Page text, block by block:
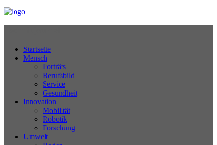
Startseite
Mensch
Porträts
Berufsbild
Service
Gesundheit
Innovation
Mobilität
Robotik
Forschung
Umwelt